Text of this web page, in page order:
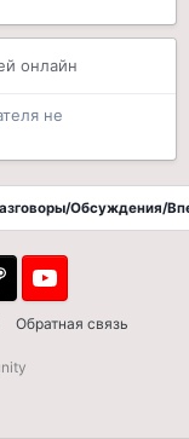
онлайн
не
Обсуждения/
Обратная связь
Youtube